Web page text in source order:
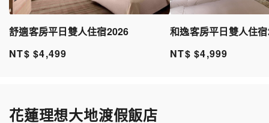
舒適客房平日雙人住宿2026
NT$ $4,499
和逸客房平日雙人住
NT$ $4,999
花蓮理想大地渡假飯店